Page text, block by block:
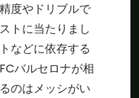
度やドリブルで
トに当たりまし
などに依存する
バルセロナが相
のはメッシがい